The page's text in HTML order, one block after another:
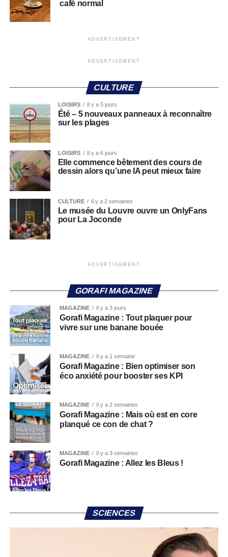
café normal
ADVERTISEMENT
ADVERTISEMENT
CULTURE
LOISIRS Il y a 5 jours
Été – 5 nouveaux panneaux à reconnaître
sur les plages
LOISIRS Il y a 6 jours
Elle commence bêtement des cours de
dessin alors qu’une IA peut mieux faire
CULTURE Il y a 2 semaines
Le musée du Louvre ouvre un OnlyFans
pour La Joconde
ADVERTISEMENT
GORAFI MAGAZINE
MAGAZINE Il y a 3 jours
Gorafi Magazine : Tout plaquer pour
vivre sur une banane bouée
MAGAZINE Il y a 1 semaine
Gorafi Magazine : Bien optimiser son
éco anxiété pour booster ses KPI
MAGAZINE Il y a 2 semaines
Gorafi Magazine : Mais où est en core
planqué ce con de chat ?
MAGAZINE Il y a 3 semaines
Gorafi Magazine : Allez les Bleus !
SCIENCES